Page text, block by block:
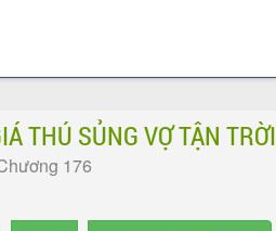
THÚ SỦNG VỢ TẬN TRỜI
176